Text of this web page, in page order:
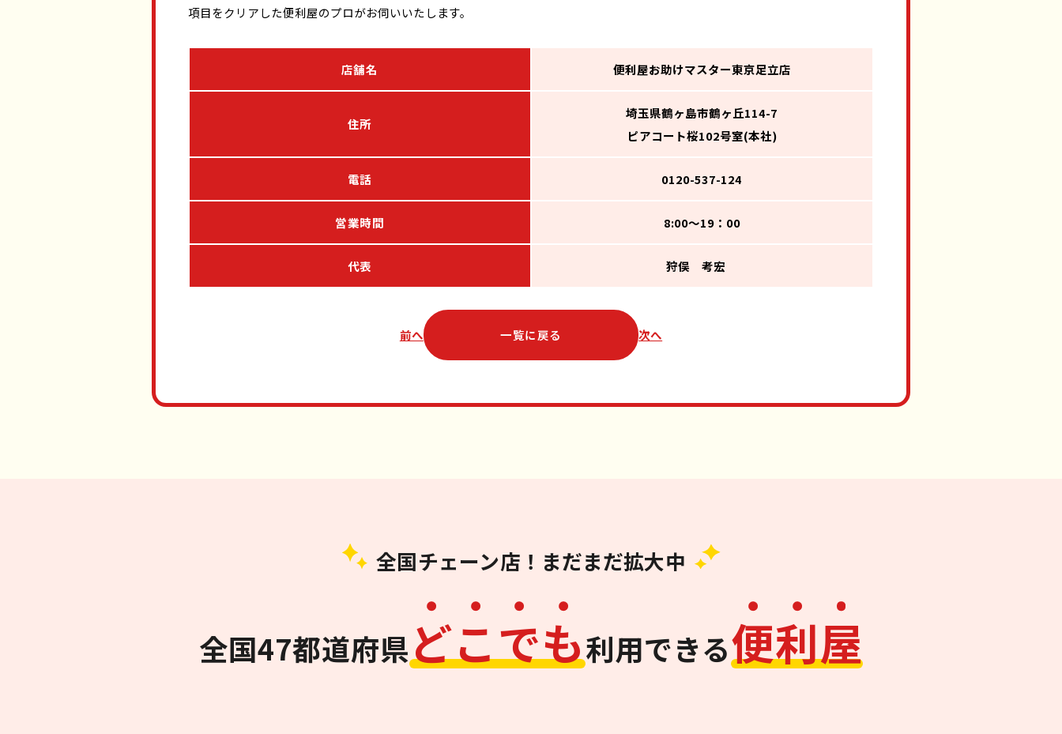
項目をクリアした便利屋のプロがお伺いいたします。
店舗名 便利屋お助けマスター東京足立店
住所
埼玉県鶴ヶ島市鶴ヶ丘114-7
ピアコート桜102号室(本社)
電話 0120-537-124
営業時間 8:00～19：00
代表 狩俣 考宏
前へ 一覧に戻る 次へ
全国チェーン店！まだまだ拡大中
全国47都道府県どこでも利用できる便利屋